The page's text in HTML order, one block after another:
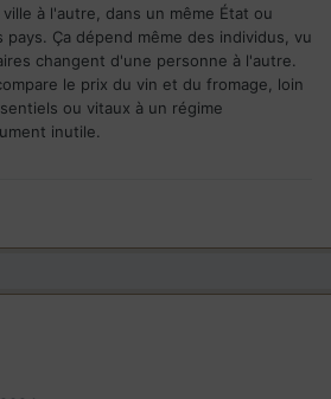
à l'autre, dans un même État ou
Ça dépend même des individus, vu
changent d'une personne à l'autre.
le prix du vin et du fromage, loin
ou vitaux à un régime
inutile.